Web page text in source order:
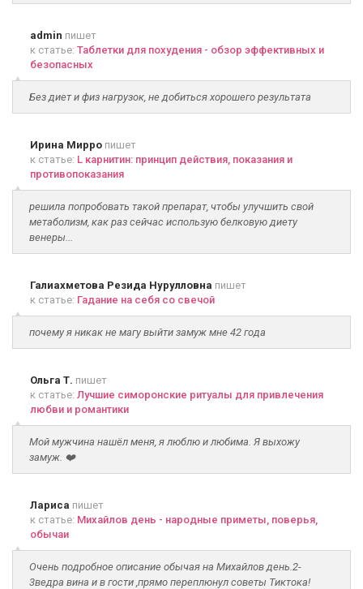
admin пишет
к статье: Таблетки для похудения - обзор эффективных и
безопасных
Без диет и физ нагрузок, не добиться хорошего результата
Ирина Мирро пишет
к статье: L карнитин: принцип действия, показания и
противопоказания
решила попробовать такой препарат, чтобы улучшить свой
метаболизм, как раз сейчас использую белковую диету
венеры...
Галиахметова Резида Нурулловна пишет
к статье: Гадание на себя со свечой
почему я никак не магу выйти замуж мне 42 года
Ольга Т. пишет
к статье: Лучшие симоронские ритуалы для привлечения
любви и романтики
Мой мужчина нашёл меня, я люблю и любима. Я выхожу
замуж. ❤️
Лариса пишет
к статье: Михайлов день - народные приметы, поверья,
обычаи
Очень подробное описание обычая на Михайлов день.2-
3ведра вина и в гости ,прямо переплюнул советы Тиктока!